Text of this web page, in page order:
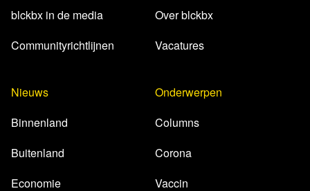
blckbx in de media
Communityrichtlijnen
Over blckbx
Vacatures
Nieuws
Binnenland
Buitenland
Economie
Onderwerpen
Columns
Corona
Vaccin